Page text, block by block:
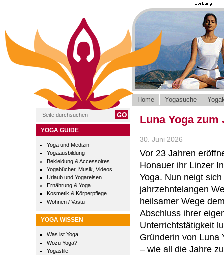
YOGA GUIDE
Yoga und Medizin
Yogaausbildung
Bekleidung & Accessoires
Yogabücher, Musik, Videos
Urlaub und Yogareisen
Ernährung & Yoga
Kosmetik & Körperpflege
Wohnen / Vastu
YOGA WISSEN
Was ist Yoga
Wozu Yoga?
Yogastile
Home Yogasuche
Luna Yoga
30. Juni 2026
Vor 23 Jahren
Honauer ihr Linzer
Yoga. Nun neigt
jahrzehntelangen
heilsamer Wege
Abschluss ihrer
Unterrichtstätigkeit
Gründerin von Luna
– wie all die Jahre